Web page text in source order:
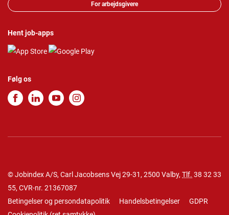
For arbejdsgivere
Hent job-apps
Følg os
© Jobindex A/S, Carl Jacobsens Vej 29-31, 2500 Valby, Tlf. 38 32 33
55, CVR-nr. 21367087
Betingelser og persondatapolitik
Handelsbetingelser
GDPR